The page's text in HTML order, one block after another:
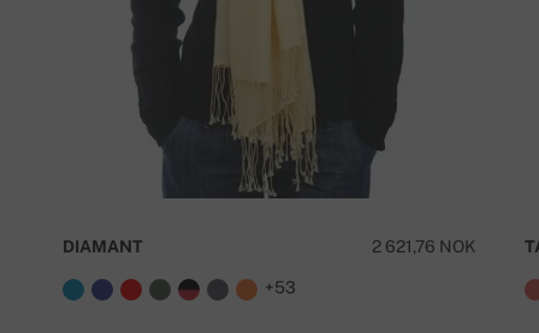
2 621,76 NOK
DIAMANT
+53